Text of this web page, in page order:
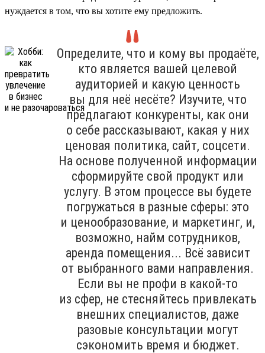
нуждается в том, что вы хотите ему предложить.
Определите, что и кому вы продаёте,
кто является вашей целевой
аудиторией и какую ценность
вы для неё несёте? Изучите, что
предлагают конкуренты, как они
о себе рассказывают, какая у них
ценовая политика, сайт, соцсети.
На основе полученной информации
сформируйте свой продукт или
услугу. В этом процессе вы будете
погружаться в разные сферы: это
и ценообразование, и маркетинг, и,
возможно, найм сотрудников,
аренда помещения... Всё зависит
от выбранного вами направления.
Если вы не профи в какой-то
из сфер, не стесняйтесь привлекать
внешних специалистов, даже
разовые консультации могут
сэкономить время и бюджет.